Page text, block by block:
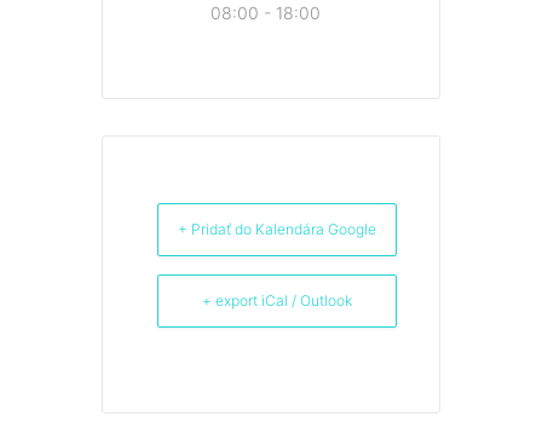
08:00 - 18:00
+ Pridať do Kalendára Google
+ export iCal / Outlook